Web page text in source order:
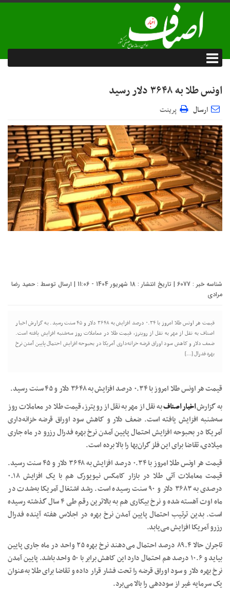
اونس طلا به ۳۶۴۸ دلار رسید
ارسال پرینت
شناسه خبر : 6077 | تاریخ انتشار : 18 شهریور 1404 - 11:06 | ارسال توسط :
حمید رضا
مرادی
قیمت هر اونس طلا امروز با ۰.۳۴ درصد افزایش به ۳۶۴۸ دلار و ۴۵ سنت رسید. به گزارش اخبار
اصناف به نقل از مهر به نقل از رویترز، قیمت طلا در معاملات روز سه‌شنبه افزایش یافته است.
ضعف دلار و کاهش سود اوراق قرضه خزانه‌داری آمریکا در بحبوحه افزایش احتمال پایین آمدن نرخ
بهره فدرال […]
قیمت هر اونس طلا امروز با ۰.۳۴ درصد افزایش به ۳۶۴۸ دلار و ۴۵ سنت رسید.
به گزارشاخبار اصنافبه نقل از مهر به نقل از رویترز، قیمت طلا در معاملات روز
سه‌شنبه افزایش یافته است. ضعف دلار و کاهش سود اوراق قرضه خزانه‌داری
آمریکا در بحبوحه افزایش احتمال پایین آمدن نرخ بهره فدرال رزرو در ماه جاری
میلادی، تقاضا برای این فلز گران‌بها را بالا برده است.
قیمت هر اونس طلا امروز با ۰.۳۴ درصد افزایش به ۳۶۴۸ دلار و ۴۵ سنت رسید.
قیمت معاملات آتی طلا در بازار کامکس نیویورک هم با یک افزایش ۰.۱۸
درصدی به ۳۶۸۳ دلار و ۹۰ سنت رسیده است. رشد اشتغال آمریکا به‌شدت در
ماه اوت آهسته شده و نرخ بیکاری هم به بالاترین رقم طی ۴ سال گذشته رسیده
است. بدین ترتیب احتمال پایین آمدن نرخ بهره در اجلاس هفته آینده فدرال
رزرو آمریکا افزایش می‌یابد.‌
تاجران حالا ۸۹.۴ درصد احتمال می‌دهند نرخ بهره ۲۵ واحد در ماه جاری پایین
بیاید و ۱۰.۶ درصد هم احتمال دارد این کاهش برابر با ۵۰ واحد باشد. پایین آمدن
نرخ بهره دلار و سود اوراق قرضه را تحت فشار قرار داده و تقاضا برای طلا به‌عنوان
یک سرمایه غیر از سوددهی را بالا می‌برد.